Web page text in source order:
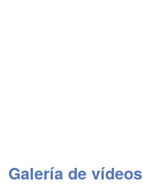
Galería de vídeos